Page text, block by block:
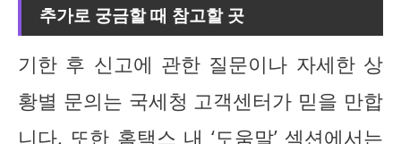
추가로 궁금할 때 참고할 곳
기한 후 신고에 관한 질문이나 자세한 상
황별 문의는 국세청 고객센터가 믿을 만합
니다. 또한 홈택스 내 ‘도움말’ 섹션에서는